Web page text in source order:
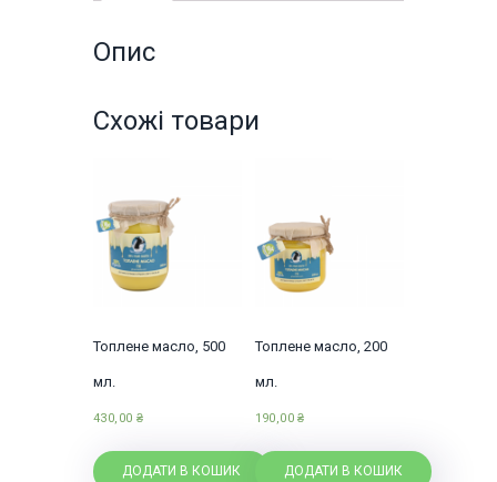
Опис
Схожі товари
Топлене масло, 500
мл.
430,00 ₴
ДОДАТИ В КОШИК
Топлене масло, 200
мл.
190,00₴
ДОДАТИ В КОШИК